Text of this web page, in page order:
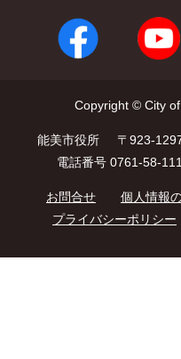
Copyright © City
能美市役所
〒923-
電話番号 0761-58-
お問合せ 個人情報
プライバシーポリシー